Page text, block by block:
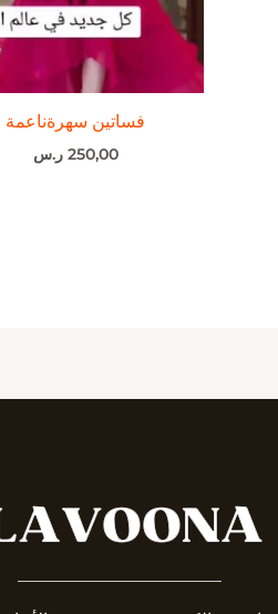
فساتين سهرةناعمة
250,00 ر.س